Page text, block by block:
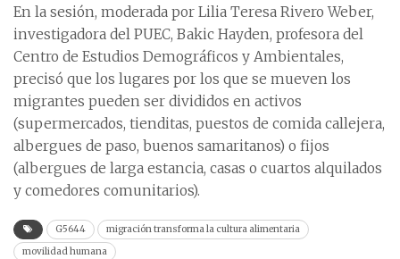
En la sesión, moderada por Lilia Teresa Rivero Weber,
investigadora del PUEC, Bakic Hayden, profesora del
Centro de Estudios Demográficos y Ambientales,
precisó que los lugares por los que se mueven los
migrantes pueden ser divididos en activos
(supermercados, tienditas, puestos de comida callejera,
albergues de paso, buenos samaritanos) o fijos
(albergues de larga estancia, casas o cuartos alquilados
y comedores comunitarios).
G5644
migración transforma la cultura alimentaria
movilidad humana